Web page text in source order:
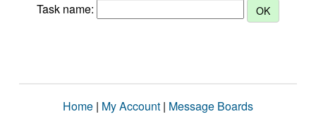
Task name:
Home | My Account | Message Boards